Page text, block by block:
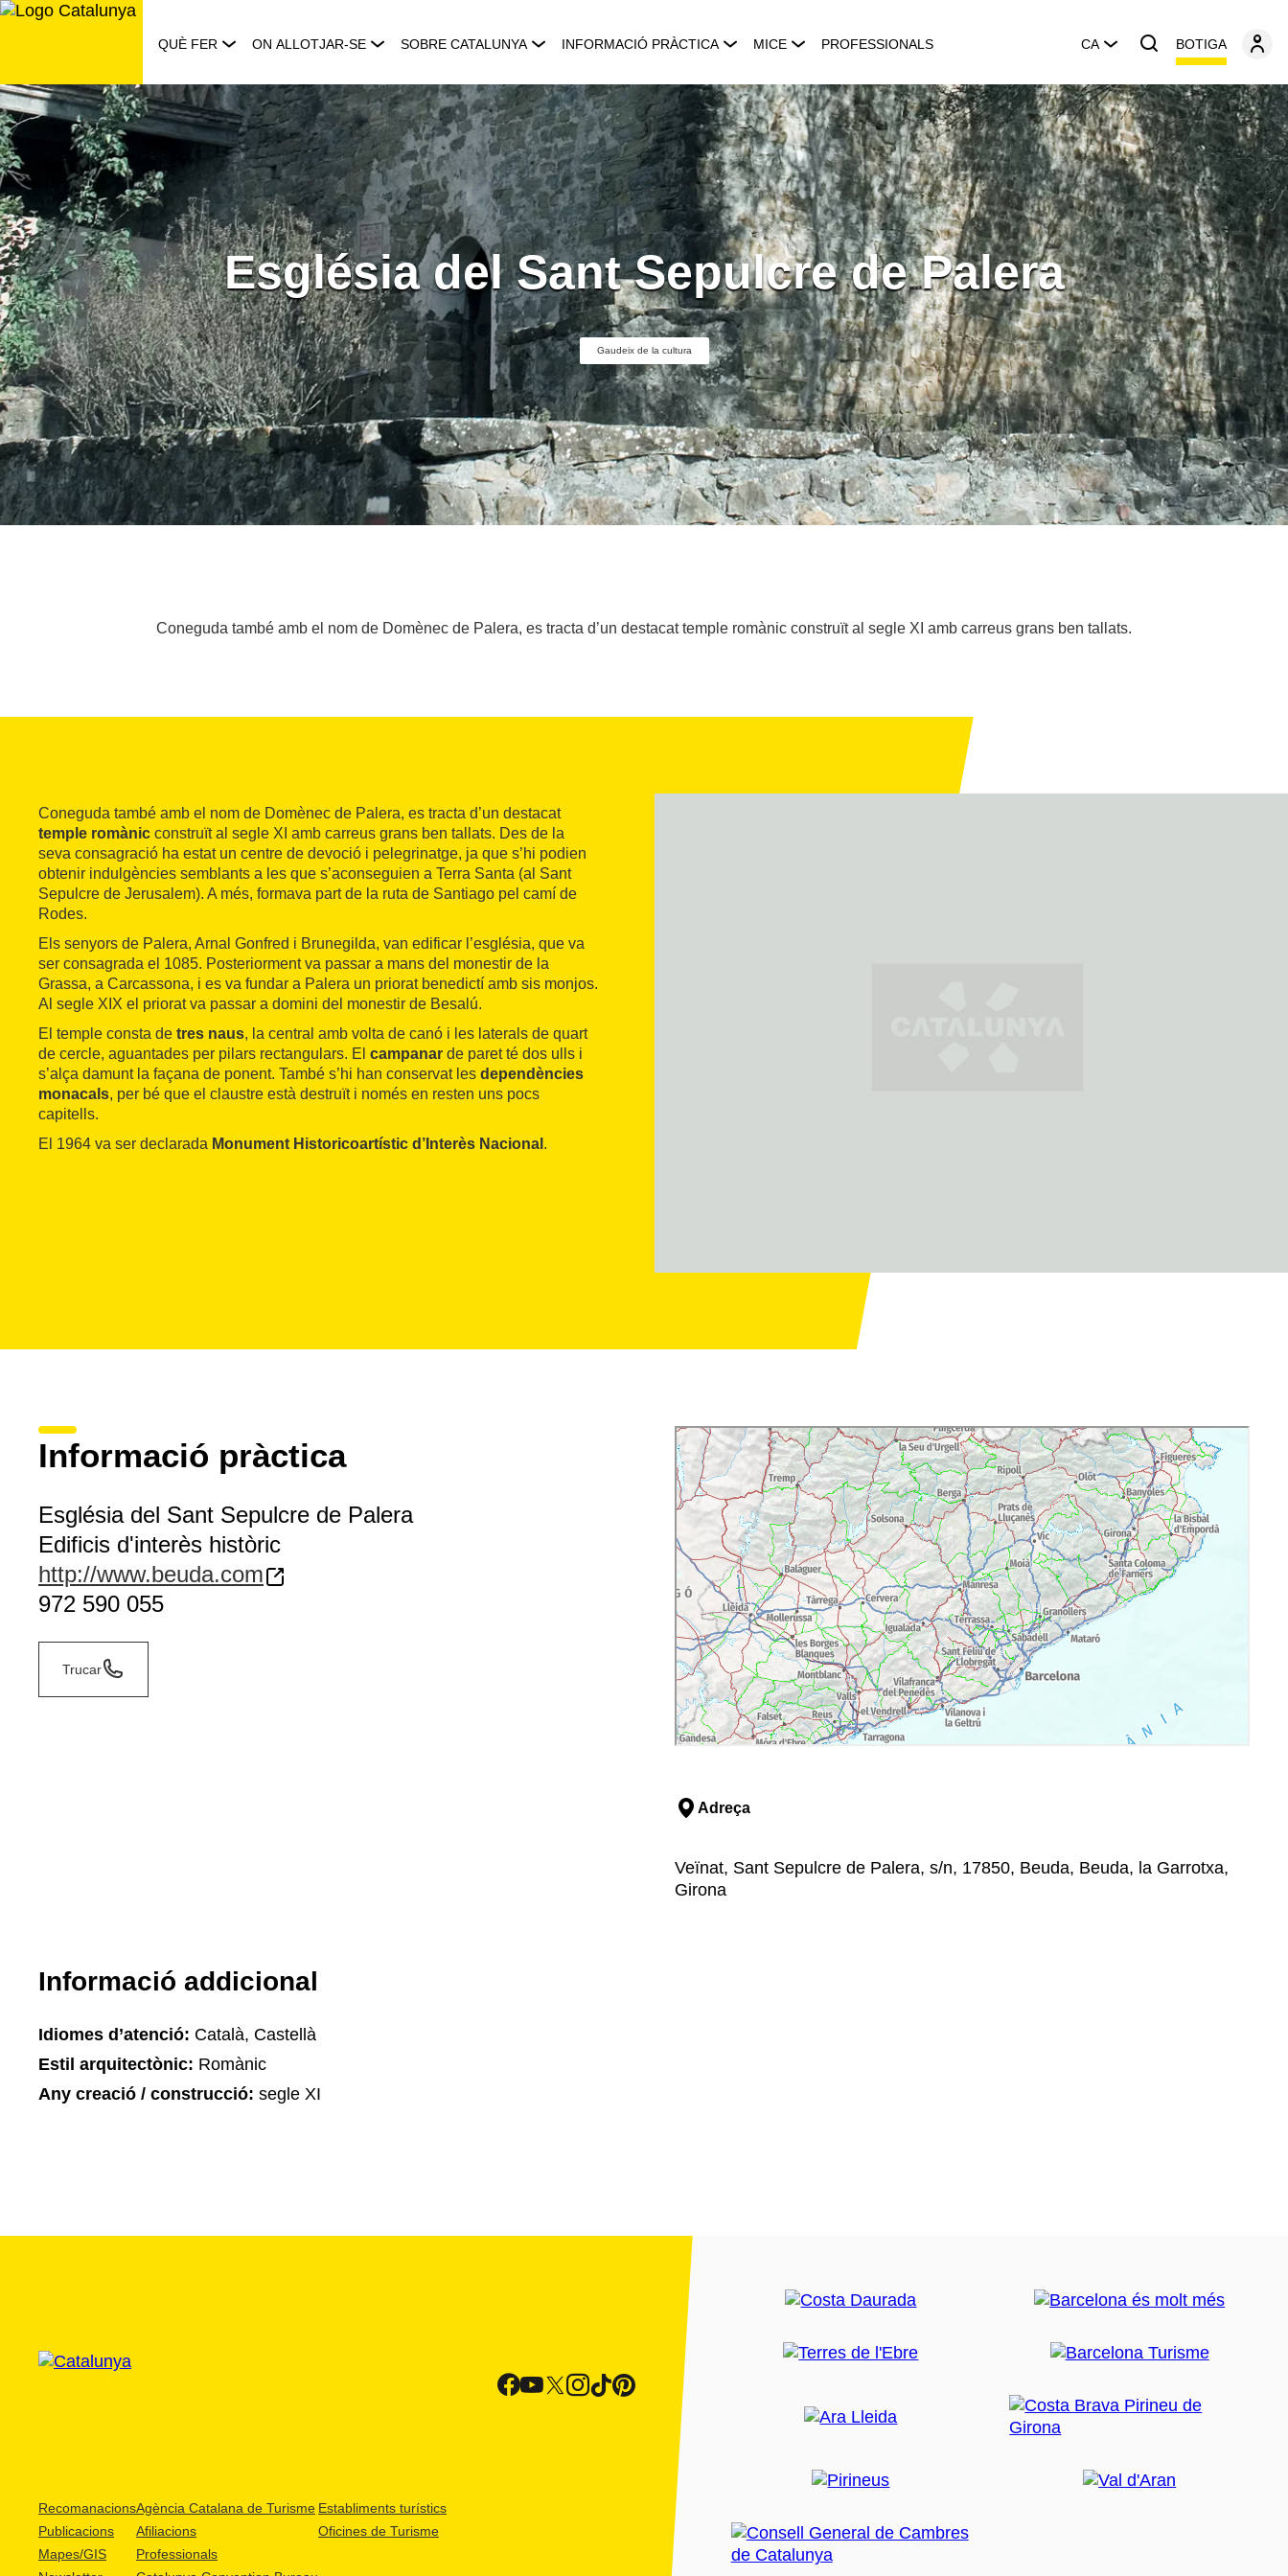
Saltar
QUÈ FER ON ALLOTJAR-SE SOBRE CATALUNYA INFORMACIÓ PRÀCTICA MICE PROFESSIONALS CA BOTIGA
Església del Sant Sepulcre de Palera
Gaudeix de la cultura
Coneguda també amb el nom de Domènec de Palera, es tracta d’un destacat temple romànic construït al segle XI amb carreus grans ben tallats.
Coneguda també amb el nom de Domènec de Palera, es tracta d’un destacat
temple romànic construït al segle XI amb carreus grans ben tallats. Des de la
seva consagració ha estat un centre de devoció i pelegrinatge, ja que s’hi podien
obtenir indulgències semblants a les que s’aconseguien a Terra Santa (al Sant
Sepulcre de Jerusalem). A més, formava part de la ruta de Santiago pel camí de
Rodes.
Els senyors de Palera, Arnal Gonfred i Brunegilda, van edificar l’església, que va
ser consagrada el 1085. Posteriorment va passar a mans del monestir de la
Grassa, a Carcassona, i es va fundar a Palera un priorat benedictí amb sis monjos.
Al segle XIX el priorat va passar a domini del monestir de Besalú.
El temple consta de tres naus, la central amb volta de canó i les laterals de quart
de cercle, aguantades per pilars rectangulars. El campanar de paret té dos ulls i
s’alça damunt la façana de ponent. També s’hi han conservat les dependències
monacals, per bé que el claustre està destruït i només en resten uns pocs
capitells.
El 1964 va ser declarada Monument Historicoartístic d’Interès Nacional .
Informació pràctica
Església del Sant Sepulcre de Palera
Edificis d'interès històric
http://www.beuda.com
972 590 055
Trucar
Adreça
Veïnat, Sant Sepulcre de Palera, s/n, 17850, Beuda, Beuda, la Garrotxa,
Girona
Informació addicional
Idiomes d’atenció: Català, Castellà
Estil arquitectònic: Romànic
Any creació / construcció: segle XI
Recomanacions
Publicacions
Mapes/GIS
Agència Catalana de Turisme
Afiliacions
Professionals
Establiments turístics
Oficines de Turisme